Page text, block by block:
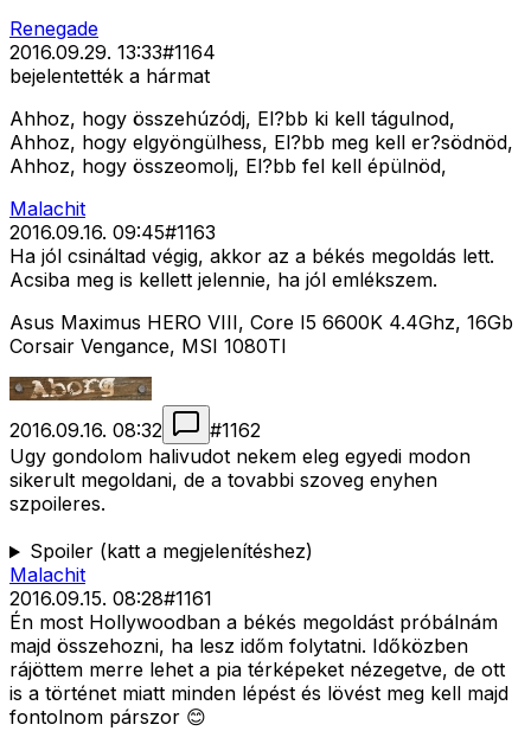
Renegade
2016.09.29. 13:33#1164
bejelentették a hármat
Ahhoz, hogy összehúzódj, El?bb ki kell tágulnod,
Ahhoz, hogy elgyöngülhess, El?bb meg kell er?södnöd,
Ahhoz, hogy összeomolj, El?bb fel kell épülnöd,
Malachit
2016.09.16. 09:45#1163
Ha jól csináltad végig, akkor az a békés megoldás lett.
Acsiba meg is kellett jelennie, ha jól emlékszem.
Asus Maximus HERO VIII, Core I5 6600K 4.4Ghz, 16Gb
Corsair Vengance, MSI 1080TI
2016.09.16. 08:32 #1162
Ugy gondolom halivudot nekem eleg egyedi modon
sikerult megoldani, de a tovabbi szoveg enyhen
szpoileres.
Spoiler (katt a megjelenítéshez)
Malachit
2016.09.15. 08:28#1161
Én most Hollywoodban a békés megoldást próbálnám
majd összehozni, ha lesz időm folytatni. Időközben
rájöttem merre lehet a pia térképeket nézegetve, de ott
is a történet miatt minden lépést és lövést meg kell majd
fontolnom párszor 😊